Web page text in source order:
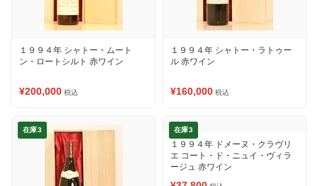
１９９４年 シャトー・ムート
ン・ロートシルト 赤ワイン
¥200,000 税込
１９９４年 シャトー・ラトゥー
ル 赤ワイン
¥160,000 税込
在庫3 在庫3
１９９４年 ドメーヌ・クラヴリ
エ コート・ド・ニュイ・ヴィラ
ージュ 赤ワイン